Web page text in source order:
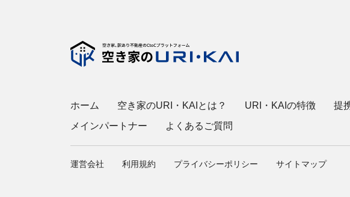
ホーム 空き家のURI・KAIとは？ URI・KAIの特徴 提
メインパートナー
よくあるご質問
運営会社 利用規約 プライバシーポリシー サイトマップ